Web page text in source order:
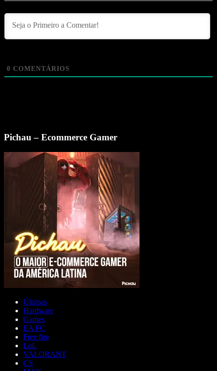
0 COMENTÁRIOS
Pichau – Ecommerce Gamer
Últimas
Hardware
Games
EA FC
Free fire
LoL
VALORANT
CS